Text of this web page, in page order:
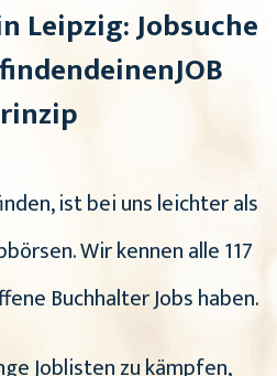
Leipzig: Jobsuche
ist bei uns leichter als
Wir kennen alle 117
Buchhalter Jobs haben.